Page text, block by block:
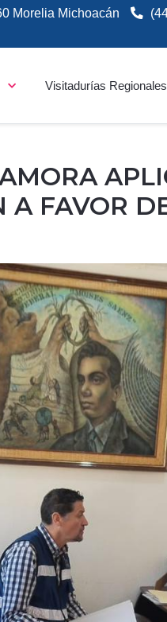
Morelia Michoacán
Visitadurías Regionales
FAVOR